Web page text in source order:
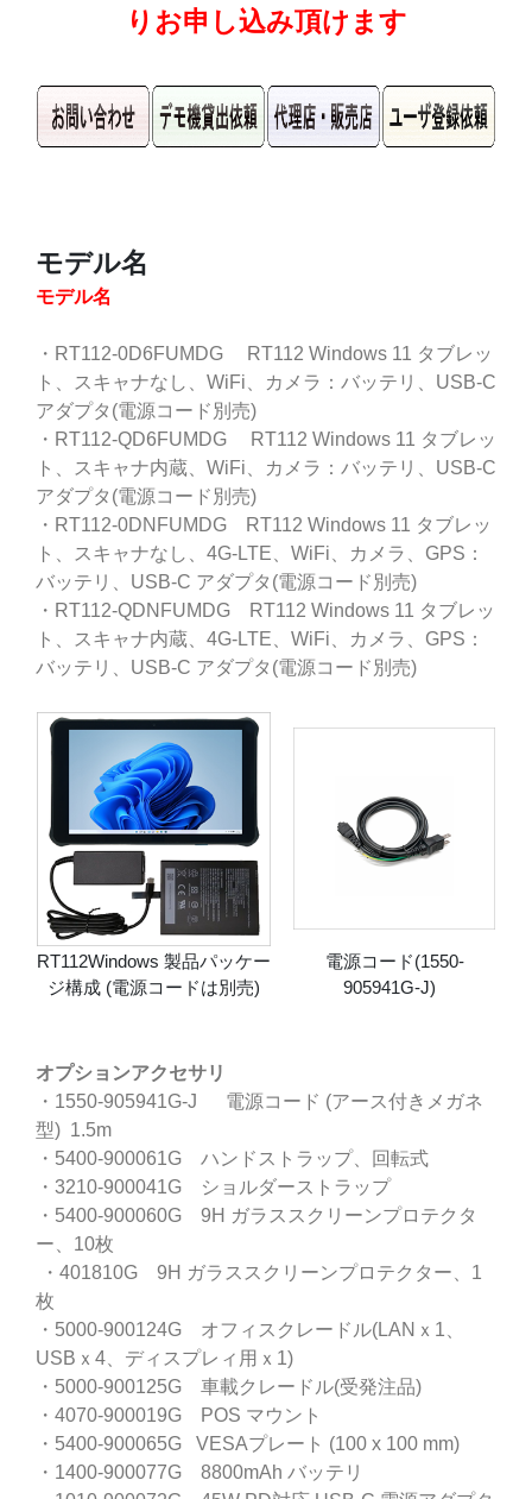
りお申し込み頂けます
モデル名
モデル名
・RT112-0D6FUMDG RT112 Windows 11 タブレッ
ト、スキャナなし、WiFi、カメラ：バッテリ、USB-C
アダプタ(電源コード別売)
・RT112-QD6FUMDG RT112 Windows 11 タブレッ
ト、スキャナ内蔵、WiFi、カメラ：バッテリ、USB-C
アダプタ(電源コード別売)
・RT112-0DNFUMDG RT112 Windows 11 タブレッ
ト、スキャナなし、4G-LTE、WiFi、カメラ、GPS：
バッテリ、USB-C アダプタ(電源コード別売)
・RT112-QDNFUMDG RT112 Windows 11 タブレッ
ト、スキャナ内蔵、4G-LTE、WiFi、カメラ、GPS：
バッテリ、USB-C アダプタ(電源コード別売)
RT112Windows 製品パッケー
ジ構成 (電源コードは別売)
電源コード(1550-
905941G-J)
オプションアクセサリ
・1550-905941G-J 電源コード (アース付きメガネ
型) 1.5m
・5400-900061G ハンドストラップ、回転式
・3210-900041G ショルダーストラップ
・5400-900060G 9H ガラススクリーンプロテクタ
ー、10枚
・401810G 9H ガラススクリーンプロテクター、1
枚
・5000-900124G オフィスクレードル(LANｘ1、
USBｘ4、ディスプレィ用ｘ1)
・5000-900125G 車載クレードル(受発注品)
・4070-900019G POS マウント
・5400-900065G VESAプレート (100 x 100 mm)
・1400-900077G 8800mAh バッテリ